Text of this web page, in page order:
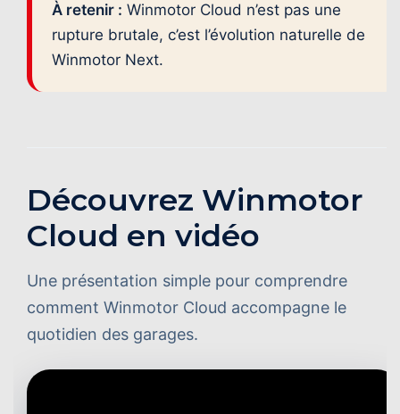
À retenir : Winmotor Cloud n’est pas une
rupture brutale, c’est l’évolution naturelle de
Winmotor Next.
Découvrez Winmotor
Cloud en vidéo
Une présentation simple pour comprendre
comment Winmotor Cloud accompagne le
quotidien des garages.